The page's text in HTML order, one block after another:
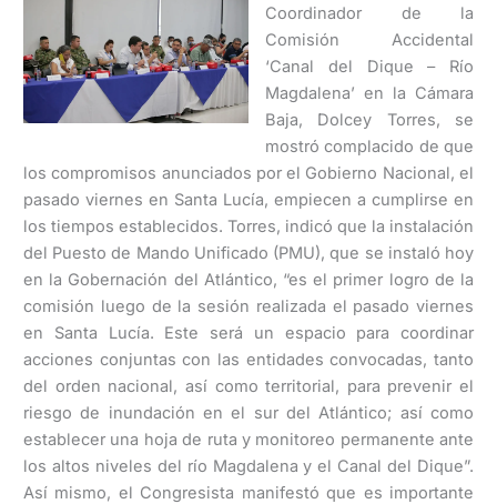
Coordinador de la
Comisión Accidental
‘Canal del Dique – Río
Magdalena’ en la Cámara
Baja, Dolcey Torres, se
mostró complacido de que
los compromisos anunciados por el Gobierno Nacional, el
pasado viernes en Santa Lucía, empiecen a cumplirse en
los tiempos establecidos. Torres, indicó que la instalación
del Puesto de Mando Unificado (PMU), que se instaló hoy
en la Gobernación del Atlántico, “es el primer logro de la
comisión luego de la sesión realizada el pasado viernes
en Santa Lucía. Este será un espacio para coordinar
acciones conjuntas con las entidades convocadas, tanto
del orden nacional, así como territorial, para prevenir el
riesgo de inundación en el sur del Atlántico; así como
establecer una hoja de ruta y monitoreo permanente ante
los altos niveles del río Magdalena y el Canal del Dique”.
Así mismo, el Congresista manifestó que es importante